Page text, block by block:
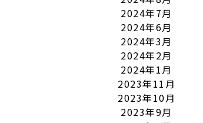
2024年7月
2024年6月
2024年3月
2024年2月
2024年1月
2023年11月
2023年10月
2023年9月